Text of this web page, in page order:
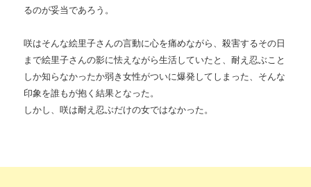
るのが妥当であろう。
咲はそんな絵里子さんの言動に心を痛めながら、殺害するその日
まで絵里子さんの影に怯えながら生活していたと、耐え忍ぶこと
しか知らなかったか弱き女性がついに爆発してしまった、そんな
印象を誰もが抱く結果となった。
しかし、咲は耐え忍ぶだけの女ではなかった。